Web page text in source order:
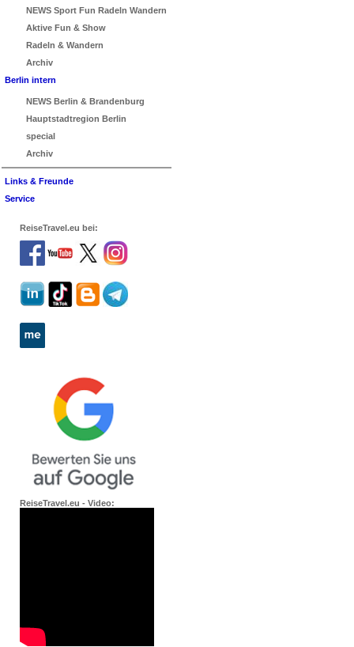
NEWS Sport Fun Radeln Wandern
Aktive Fun & Show
Radeln & Wandern
Archiv
Berlin intern
NEWS Berlin & Brandenburg
Hauptstadtregion Berlin
special
Archiv
Links & Freunde
Service
ReiseTravel.eu bei:
ReiseTravel.eu - Video: